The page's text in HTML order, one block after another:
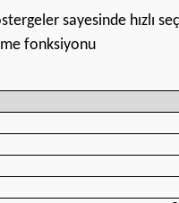
sayesinde hızlı
fonksiyonu